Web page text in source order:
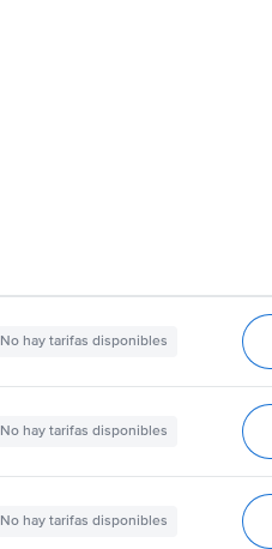
No hay tarifas disponibles
No hay tarifas disponibles
No hay tarifas disponibles